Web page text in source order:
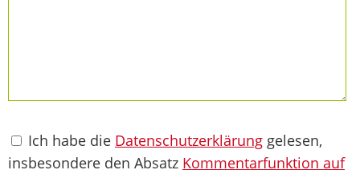
Ich habe die Datenschutzerklärung gelesen,
insbesondere den Absatz Kommentarfunktion auf